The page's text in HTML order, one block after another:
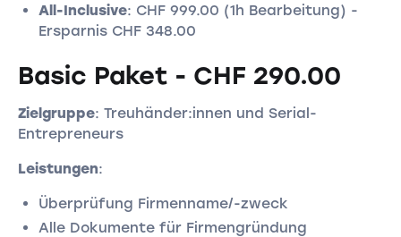
All-Inclusive: CHF 999.00 (1h Bearbeitung) -
Ersparnis CHF 348.00
Basic Paket - CHF 290.00
Zielgruppe: Treuhänder:innen und Serial-
Entrepreneurs
Leistungen:
Überprüfung Firmenname/-zweck
Alle Dokumente für Firmengründung